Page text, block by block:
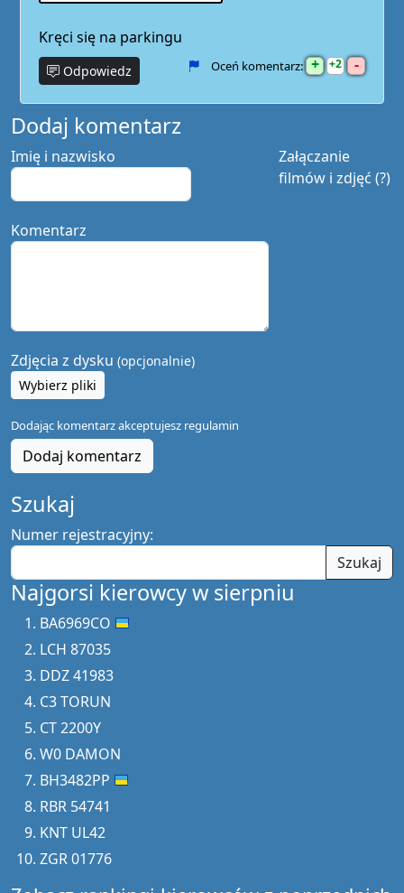
Kręci się na parkingu
Odpowiedz Oceń komentarz: + 2 -
Dodaj komentarz
Załączanie
filmów i zdjęć (?)
Imię i nazwisko
Komentarz
Zdjęcia z dysku (opcjonalnie)
Wybierz pliki
Dodając komentarz akceptujesz regulamin
Dodaj komentarz
Szukaj
Numer rejestracyjny:
Szukaj
Najgorsi kierowcy w sierpniu
BA6969CO
LCH 87035
DDZ 41983
C3 TORUN
CT 2200Y
W0 DAMON
BH3482PP
RBR 54741
KNT UL42
ZGR 01776